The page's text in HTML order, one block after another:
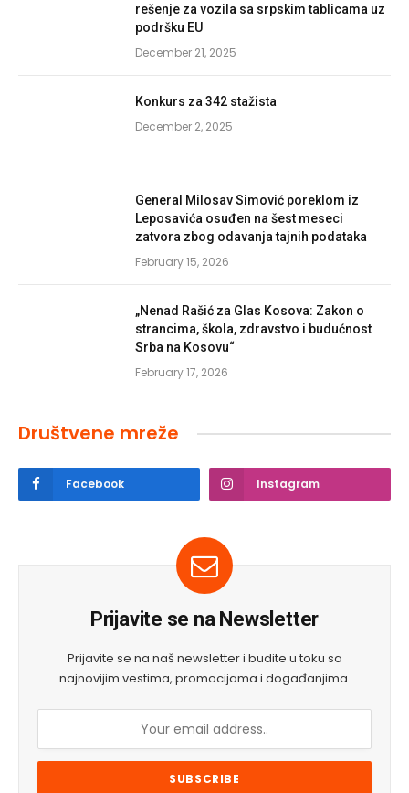
rešenje za vozila sa srpskim tablicama uz
podršku EU
December 21, 2025
Konkurs za 342 stažista
December 2, 2025
General Milosav Simović poreklom iz
Leposavića osuđen na šest meseci
zatvora zbog odavanja tajnih podataka
February 15, 2026
„Nenad Rašić za Glas Kosova: Zakon o
strancima, škola, zdravstvo i budućnost
Srba na Kosovu“
February 17, 2026
Društvene mreže
Facebook Instagram
Prijavite se na Newsletter
Prijavite se na naš newsletter i budite u toku sa
najnovijim vestima, promocijama i događanjima.